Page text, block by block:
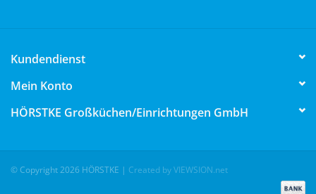
Kundendienst
Mein Konto
HÖRSTKE Großküchen/Einrichtungen GmbH
© Copyright 2026 HÖRSTKE | Created by VIEWSION.net